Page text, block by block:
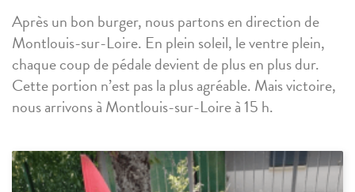
Après un bon burger, nous partons en direction de
Montlouis-sur-Loire. En plein soleil, le ventre plein,
chaque coup de pédale devient de plus en plus dur.
Cette portion n’est pas la plus agréable. Mais victoire,
nous arrivons à Montlouis-sur-Loire à 15 h.